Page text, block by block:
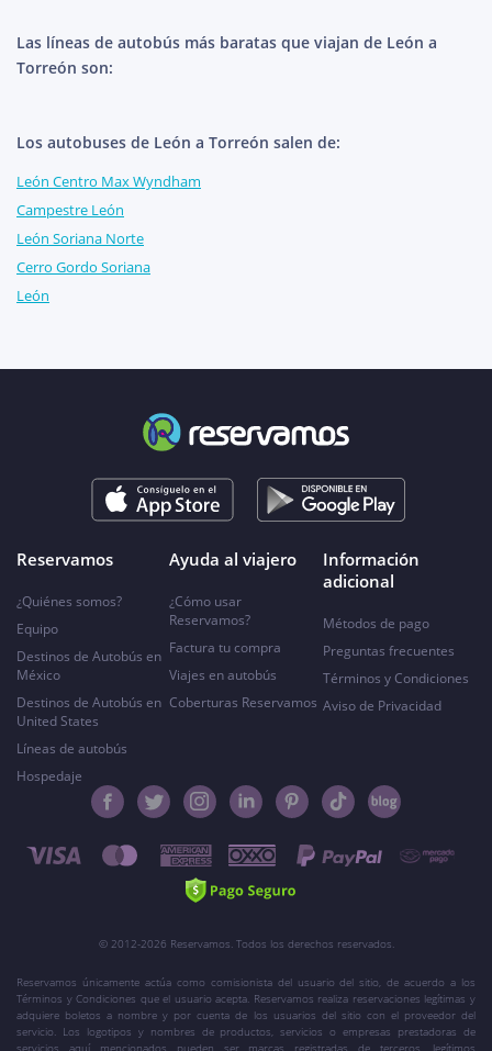
Las líneas de autobús más baratas que viajan de León a
Torreón son:
Los autobuses de León a Torreón salen de:
León Centro Max Wyndham
Campestre León
León Soriana Norte
Cerro Gordo Soriana
León
Reservamos
¿Quiénes somos?
Equipo
Destinos de Autobús en
México
Destinos de Autobús en
United States
Líneas de autobús
Hospedaje
Ayuda al viajero
¿Cómo usar
Reservamos?
Factura tu compra
Viajes en autobús
Coberturas Reservamos
Información
adicional
Métodos de pago
Preguntas frecuentes
Términos y Condiciones
Aviso de Privacidad
© 2012-2026 Reservamos. Todos los derechos reservados.
Reservamos únicamente actúa como comisionista del usuario del sitio, de acuerdo a los
Términos y Condiciones que el usuario acepta. Reservamos realiza reservaciones legítimas y
adquiere boletos a nombre y por cuenta de los usuarios del sitio con el proveedor del
servicio. Los logotipos y nombres de productos, servicios o empresas prestadoras de